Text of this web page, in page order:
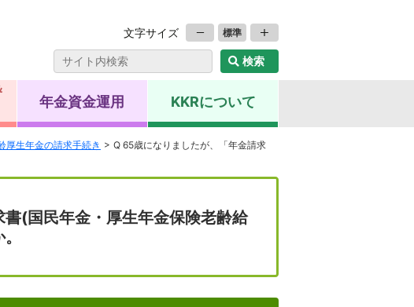
文字サイズ 標準
年金資金運用 KKRについて
厚生年金の請求手続き
Q 65歳になりましたが、「年金請求
(国民年金・厚生年金保険老齢給